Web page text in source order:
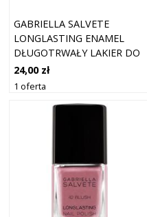
GABRIELLA SALVETE
LONGLASTING ENAMEL
DŁUGOTRWAŁY LAKIER DO
PAZNOKCI Z WYSOKIM
POŁYSKIEM ODCIEŃ 19
24,00 zł
1 oferta